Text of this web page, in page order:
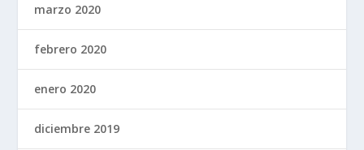
marzo 2020
febrero 2020
enero 2020
diciembre 2019